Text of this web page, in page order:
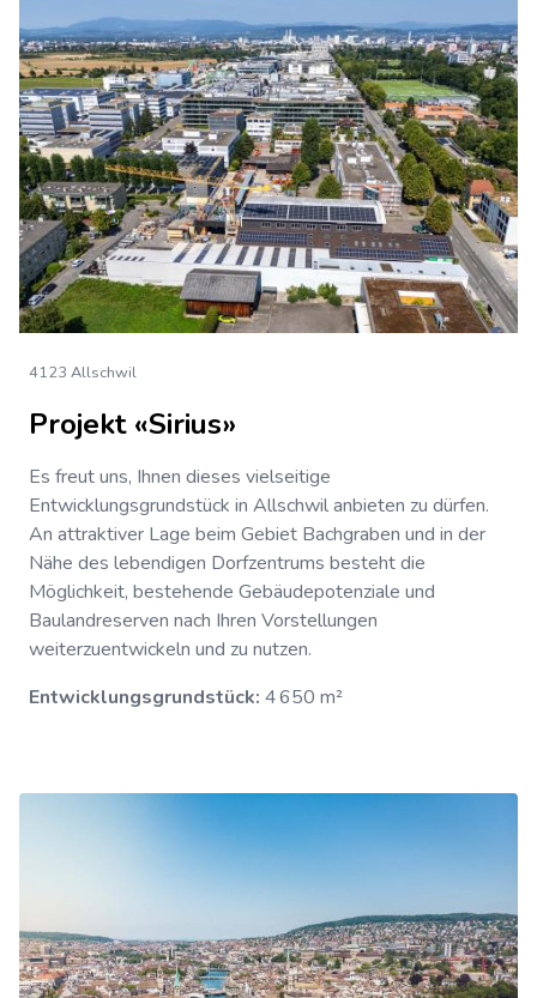
4123 Allschwil
Projekt «Sirius»
Es freut uns, Ihnen dieses vielseitige
Entwicklungsgrundstück in Allschwil anbieten zu dürfen.
An attraktiver Lage beim Gebiet Bachgraben und in der
Nähe des lebendigen Dorfzentrums besteht die
Möglichkeit, bestehende Gebäudepotenziale und
Baulandreserven nach Ihren Vorstellungen
weiterzuentwickeln und zu nutzen.
Entwicklungsgrundstück: 4 650 m²